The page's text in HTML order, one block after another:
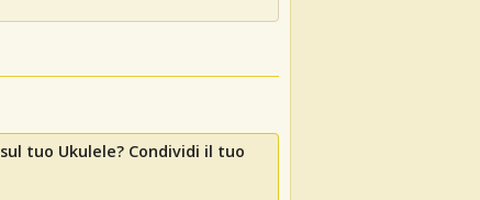
sul tuo Ukulele? Condividi il tuo